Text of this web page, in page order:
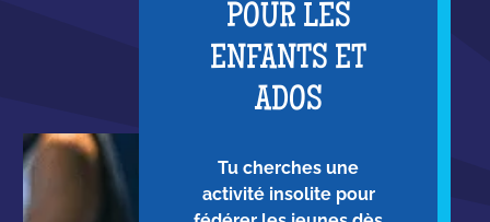
POUR LES
ENFANTS ET
ADOS
Tu cherches une
activité insolite pour